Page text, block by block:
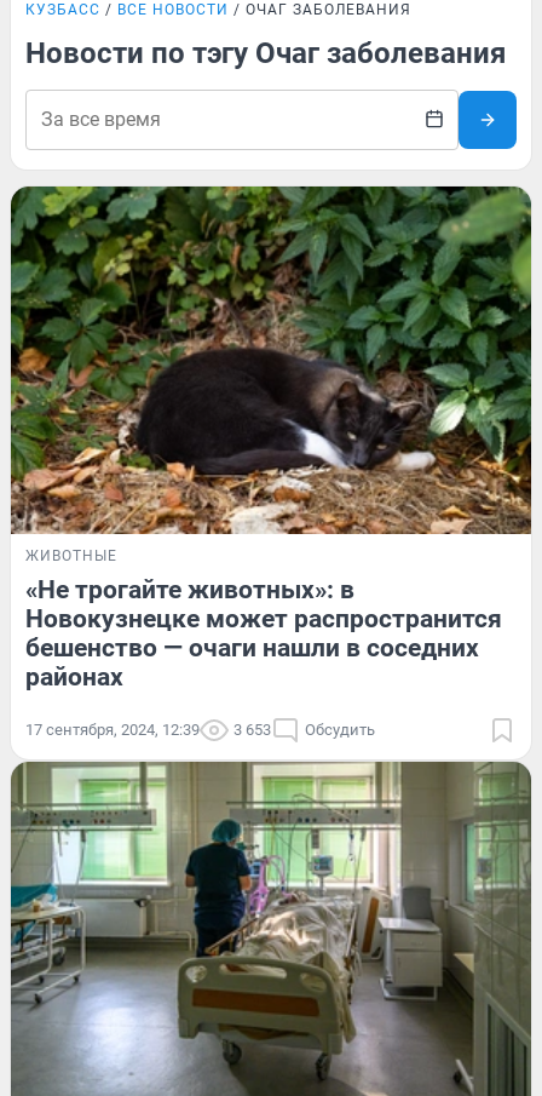
КУЗБАСС ВСЕ НОВОСТИ ОЧАГ ЗАБОЛЕВАНИЯ
Новости по тэгу Очаг заболевания
ЖИВОТНЫЕ
«Не трогайте животных»: в
Новокузнецке может распространится
бешенство — очаги нашли в соседних
районах
17 сентября, 2024, 12:39 3 653 Обсудить